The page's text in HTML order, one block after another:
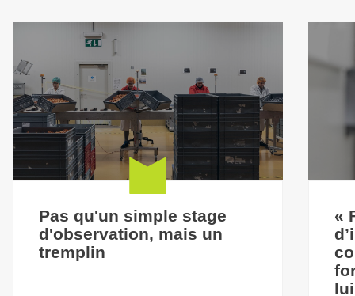
Pas qu'un simple stage
d'observation, mais un
tremplin
«